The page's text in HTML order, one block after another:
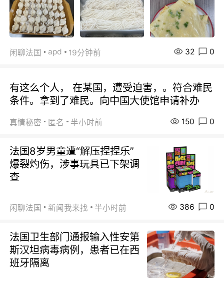
闲聊法国 apd 19分钟前 32 0
有这么个人， 在某国，遭受迫害，。符合难民
条件。拿到了难民。向中国大使馆申请补办
真情秘密 匿名 半小时前 150 0
法国8岁男童遭“解压捏捏乐”
爆裂灼伤，涉事玩具已下架调
查
闲聊法国 新闻我来找 半小时前 386 0
法国卫生部门通报输入性安第
斯汉坦病毒病例，患者已在西
班牙隔离